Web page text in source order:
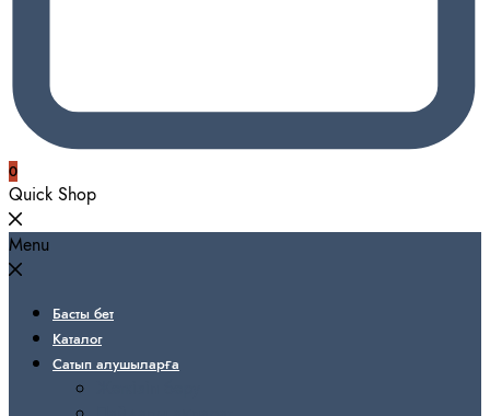
0
Quick Shop
Menu
Басты бет
Каталог
Сатып алушыларға